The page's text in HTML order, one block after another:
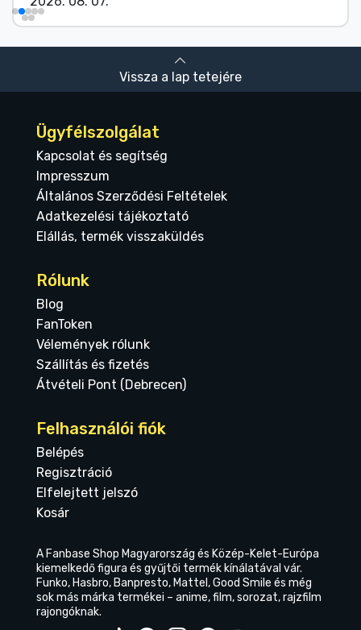
Vissza a lap tetejére
Ügyfélszolgálat
Kapcsolat és segítség
Impresszum
Általános Szerződési Feltételek
Adatkezelési tájékoztató
Elállás, termék visszaküldés
Rólunk
Blog
FanToken
Vélemények rólunk
Szállítás és fizetés
Átvételi Pont (Debrecen)
Felhasználói fiók
Belépés
Regisztráció
Elfelejtett jelszó
Kosár
A Fanbase Shop Magyarország és Közép-Kelet-Európa
kiemelkedő figura és gyűjtői termék kínálatával vár.
Funko, Hasbro, Banpresto, Mattel, Good Smile és még
sok más márka termékei – anime, film, sorozat, rajzfilm
rajongóknak.